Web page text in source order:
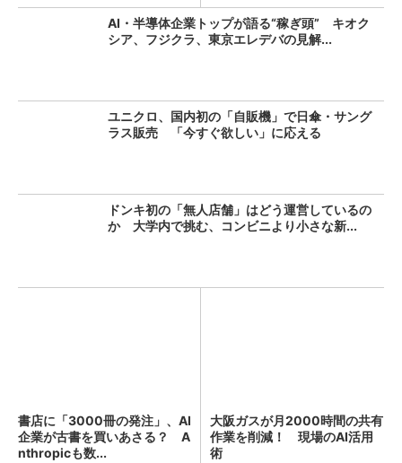
AI・半導体企業トップが語る“稼ぎ頭” キオク
シア、フジクラ、東京エレデバの見解...
ユニクロ、国内初の「自販機」で日傘・サング
ラス販売 「今すぐ欲しい」に応える
ドンキ初の「無人店舗」はどう運営しているの
か 大学内で挑む、コンビニより小さな新...
書店に「3000冊の発注」、AI
企業が古書を買いあさる？ A
nthropicも数...
大阪ガスが月2000時間の共有
作業を削減！ 現場のAI活用
術